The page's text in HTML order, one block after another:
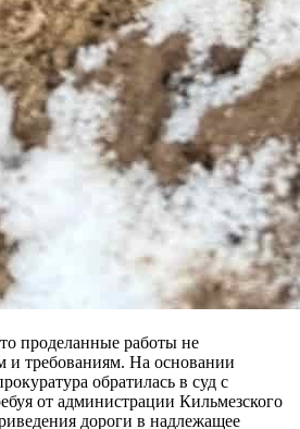
проделанные работы не
и требованиям. На основании
обратилась в суд с
от администрации Кильмезского
дороги в надлежащее